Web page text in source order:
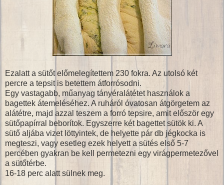
Ezalatt a sütőt előmelegítettem 230 fokra. Az utolsó két
percre a tepsit is betettem átforrósodni.
Egy vastagabb, műanyag tányéralátétet használok a
bagettek átemeléséhez. A ruháról óvatosan átgörgetem az
alátétre, majd azzal teszem a forró tepsire, amit először egy
sütőpapírral beborítok. Egyszerre két bagettet sütök ki. A
sütő aljába vizet löttyintek, de helyette pár db jégkocka is
megteszi, vagy esetleg ezek helyett a sütés első 5-7
percében gyakran be kell permetezni egy virágpermetezővel
a sütőtérbe.
16-18 perc alatt sülnek meg.